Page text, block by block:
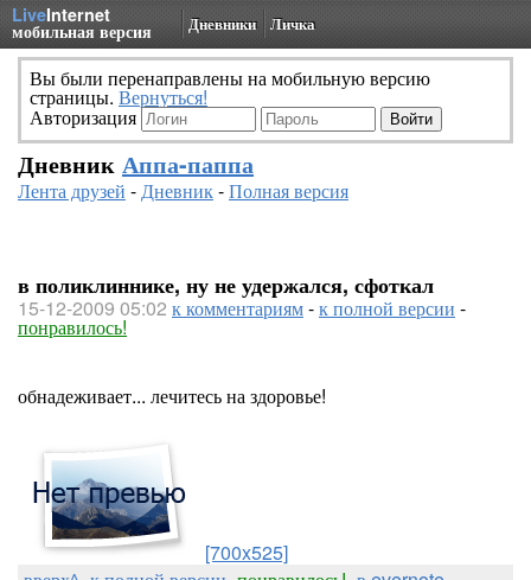
LiveInternet
мобильная версия Дневники Личка
Вы были перенаправлены на мобильную версию
страницы. Вернуться!
Авторизация
Дневник Аппа-паппа
Лента друзей -Дневник-Полная версия
в поликлиннике, ну не удержался, сфоткал
15-12-2009 05:02 к комментариям-к полной версии -
понравилось!
обнадеживает... лечитесь на здоровье!
[700x525]